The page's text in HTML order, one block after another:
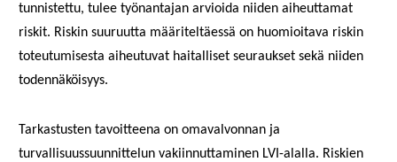
tunnistettu, tulee työnantajan arvioida niiden aiheuttamat
riskit. Riskin suuruutta määriteltäessä on huomioitava riskin
toteutumisesta aiheutuvat haitalliset seuraukset sekä niiden
todennäköisyys.
Tarkastusten tavoitteena on omavalvonnan ja
turvallisuussuunnittelun vakiinnuttaminen LVI-alalla. Riskien